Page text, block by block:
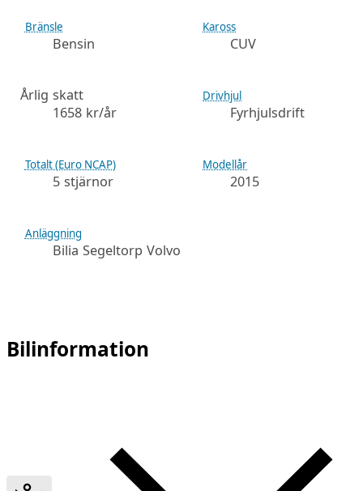
Bränsle
Bensin
Kaross
CUV
Årlig skatt
1658 kr/år
Drivhjul
Fyrhjulsdrift
Totalt (Euro NCAP)
5 stjärnor
Modellår
2015
Anläggning
Bilia Segeltorp Volvo
Bilinformation